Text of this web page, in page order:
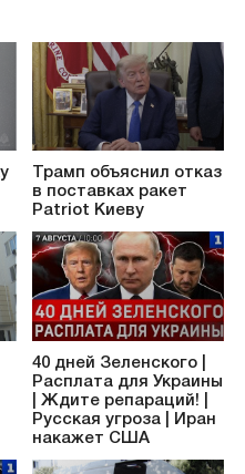
Трамп объяснил отказ
в поставках ракет
Patriot Киеву
40 дней Зеленского |
Расплата для Украины
| Ждите репараций! |
Русская угроза | Иран
накажет США